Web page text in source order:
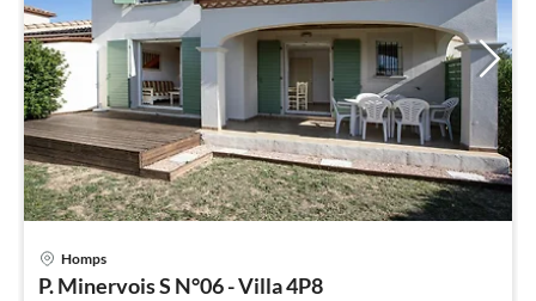
Homps
P. Minervois S N°06 - Villa 4P8